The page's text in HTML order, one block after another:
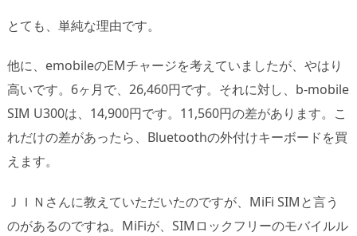
とても、単純な理由です。
他に、emobileのEMチャージを考えていましたが、やはり
高いです。6ヶ月で、26,460円です。それに対し、b-mobile
SIM U300は、14,900円です。11,560円の差があります。こ
れだけの差があったら、Bluetoothの外付けキーボードを買
えます。
ＪＩＮさんに教えていただいたのですが、MiFi SIMと言う
のがあるのですね。MiFiが、SIMロックフリーのモバイルル